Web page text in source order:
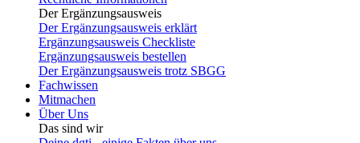
Der Ergänzungsausweis
Der Ergänzungsausweis erklärt
Ergänzungsausweis Checkliste
Ergänzungsausweis bestellen
Der Ergänzungsausweis trotz SBGG
Fachwissen
Mitmachen
Über Uns
Das sind wir